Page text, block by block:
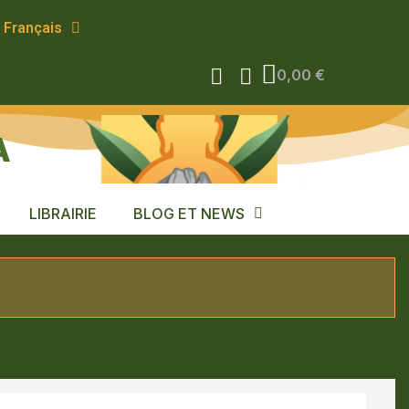
Français
0,00 €
LIBRAIRIE BLOG ET NEWS